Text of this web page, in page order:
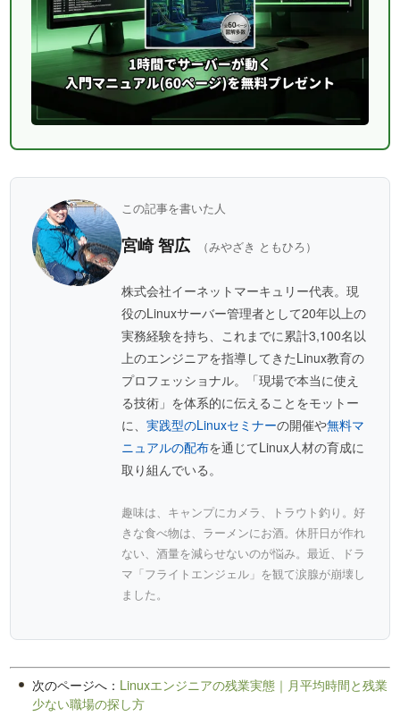
この記事を書いた人
宮崎 智広 （みやざき ともひろ）
株式会社イーネットマーキュリー代表。現
役のLinuxサーバー管理者として20年以上の
実務経験を持ち、これまでに累計3,100名以
上のエンジニアを指導してきたLinux教育の
プロフェッショナル。「現場で本当に使え
る技術」を体系的に伝えることをモットー
に、実践型のLinuxセミナーの開催や無料マ
ニュアルの配布を通じてLinux人材の育成に
取り組んでいる。
趣味は、キャンプにカメラ、トラウト釣り。好
きな食べ物は、ラーメンにお酒。休肝日が作れ
ない、酒量を減らせないのが悩み。最近、ドラ
マ「フライトエンジェル」を観て涙腺が崩壊し
ました。
次のページへ： Linuxエンジニアの残業実態｜月平均時間と残業
少ない職場の探し方